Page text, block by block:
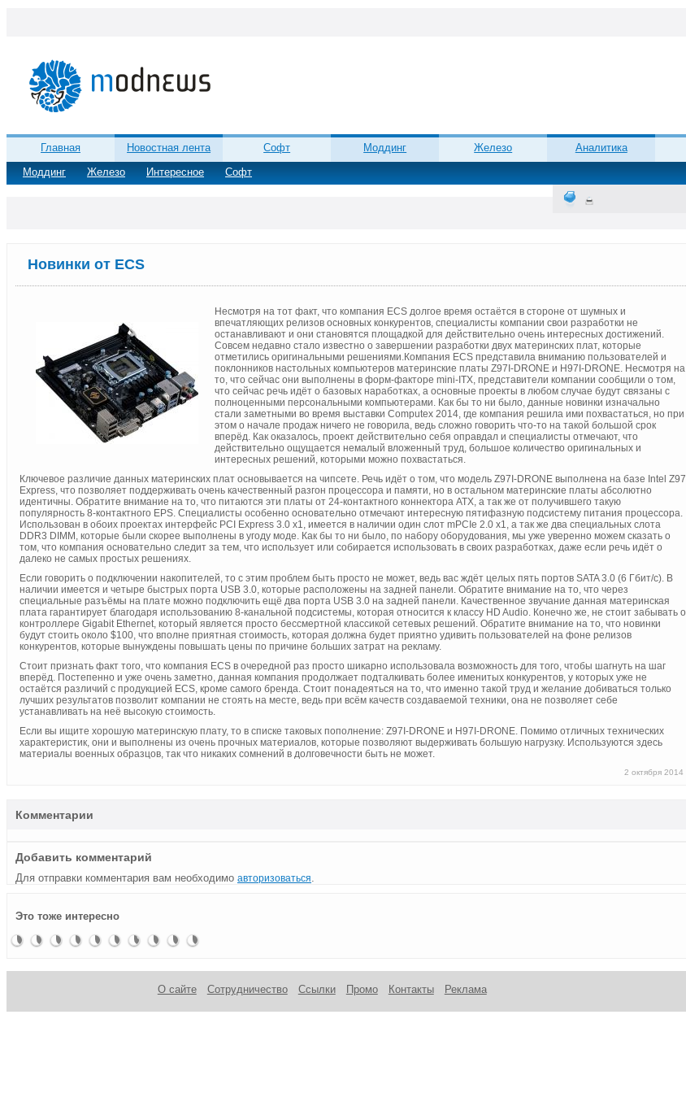
Главная
Новостная лента
Моддинг
Железо Интересное Софт
Софт Моддинг Железо Аналитика
Новинки от ECS
Несмотря на тот факт, что компания ECS долгое время остаётся в стороне от шумных и
впечатляющих релизов основных конкурентов, специалисты компании свои разработки не
останавливают и они становятся площадкой для действительно очень интересных достижений.
Совсем недавно стало известно о завершении разработки двух материнских плат, которые
отметились оригинальными решениями.Компания ECS представила вниманию пользователей и
поклонников настольных компьютеров материнские платы Z97I-DRONE и H97I-DRONE. Несмотря на
то, что сейчас они выполнены в форм-факторе mini-ITX, представители компании сообщили о том,
что сейчас речь идёт о базовых наработках, а основные проекты в любом случае будут связаны с
полноценными персональными компьютерами. Как бы то ни было, данные новинки изначально
стали заметными во время выставки Computex 2014, где компания решила ими похвастаться, но при
этом о начале продаж ничего не говорила, ведь сложно говорить что-то на такой большой срок
вперёд. Как оказалось, проект действительно себя оправдал и специалисты отмечают, что
действительно ощущается немалый вложенный труд, большое количество оригинальных и
интересных решений, которыми можно похвастаться.
Ключевое различие данных материнских плат основывается на чипсете. Речь идёт о том, что модель Z97I-DRONE выполнена на базе Intel Z97
Express, что позволяет поддерживать очень качественный разгон процессора и памяти, но в остальном материнские платы абсолютно
идентичны. Обратите внимание на то, что питаются эти платы от 24-контактного коннектора ATX, а так же от получившего такую
популярность 8-контактного EPS. Специалисты особенно основательно отмечают интересную пятифазную подсистему питания процессора.
Использован в обоих проектах интерфейс PCI Express 3.0 x1, имеется в наличии один слот mPCIe 2.0 x1, а так же два специальных слота
DDR3 DIMM, которые были скорее выполнены в угоду моде. Как бы то ни было, по набору оборудования, мы уже уверенно можем сказать о
том, что компания основательно следит за тем, что использует или собирается использовать в своих разработках, даже если речь идёт о
далеко не самых простых решениях.
Если говорить о подключении накопителей, то с этим проблем быть просто не может, ведь вас ждёт целых пять портов SATA 3.0 (6 Гбит/с). В
наличии имеется и четыре быстрых порта USB 3.0, которые расположены на задней панели. Обратите внимание на то, что через
специальные разъёмы на плате можно подключить ещё два порта USB 3.0 на задней панели. Качественное звучание данная материнская
плата гарантирует благодаря использованию 8-канальной подсистемы, которая относится к классу HD Audio. Конечно же, не стоит забывать о
контроллере Gigabit Ethernet, который является просто бессмертной классикой сетевых решений. Обратите внимание на то, что новинки
будут стоить около $100, что вполне приятная стоимость, которая должна будет приятно удивить пользователей на фоне релизов
конкурентов, которые вынуждены повышать цены по причине больших затрат на рекламу.
Стоит признать факт того, что компания ECS в очередной раз просто шикарно использовала возможность для того, чтобы шагнуть на шаг
вперёд. Постепенно и уже очень заметно, данная компания продолжает подталкивать более именитых конкурентов, у которых уже не
остаётся различий с продукцией ECS, кроме самого бренда. Стоит понадеяться на то, что именно такой труд и желание добиваться только
лучших результатов позволит компании не стоять на месте, ведь при всём качеств создаваемой техники, она не позволяет себе
устанавливать на неё высокую стоимость.
Если вы ищите хорошую материнскую плату, то в списке таковых пополнение: Z97I-DRONE и H97I-DRONE. Помимо отличных технических
характеристик, они и выполнены из очень прочных материалов, которые позволяют выдерживать большую нагрузку. Используются здесь
материалы военных образцов, так что никаких сомнений в долговечности быть не может.
2 октября 2014
Комментарии
Добавить комментарий
Для отправки комментария вам необходимо авторизоваться.
Это тоже интересно
от ECSплата
AC
плата
Fatal1ty
H97 Killer
плата
Gaming 9
AC
отот Biostar
Q1900TM-
ITX
ноябреH97-Pro
Gamer
О сайте Сотрудничество Ссылки Промо Контакты Реклама